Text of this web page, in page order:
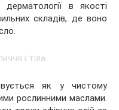
в якості
складів, де воно
як у чистому
рослинними маслами.